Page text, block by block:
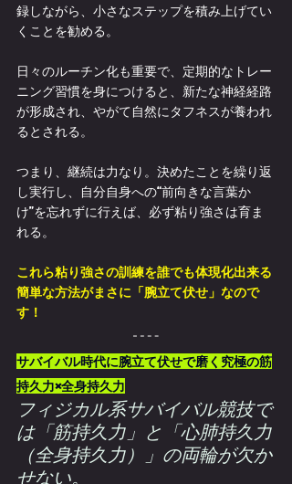
録しながら、小さなステップを積み上げてい
くことを勧める。
日々のルーチン化も重要で、定期的なトレー
ニング習慣を身につけると、新たな神経経路
が形成され、やがて自然にタフネスが養われ
るとされる。
つまり、継続は力なり。決めたことを繰り返
し実行し、自分自身への“前向きな言葉か
け”を忘れずに行えば、必ず粘り強さは育ま
れる。
これら粘り強さの訓練を誰でも体現化出来る
簡単な方法がまさに「腕立て伏せ」なので
す！
サバイバル時代に腕立て伏せで磨く究極の筋
持久力×全身持久力
フィジカル系サバイバル競技で
は「筋持久力」と「心肺持久力
（全身持久力）」の両輪が欠か
せない。